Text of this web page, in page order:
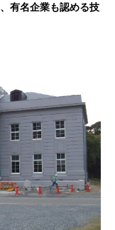
有名企業も認める技